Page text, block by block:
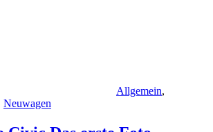
Allgemein,
Neuwagen